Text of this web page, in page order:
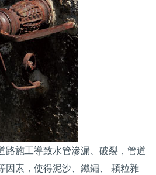
路施工導致水管滲漏、破裂，管道
因素，使得泥沙、鐵鏽、 顆粒雜